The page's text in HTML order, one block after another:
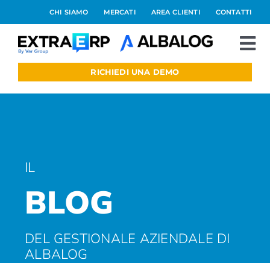
al
contenuto
CHI SIAMO MERCATI AREA CLIENTI CONTATTI
Extraerp Aree
Blog
RICHIEDI UNA DEMO
IL
BLOG
DEL GESTIONALE AZIENDALE DI
ALBALOG